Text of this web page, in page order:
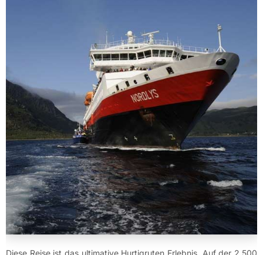
Diese Reise ist das ultimative Hurtigruten Erlebnis. Auf der 2.500